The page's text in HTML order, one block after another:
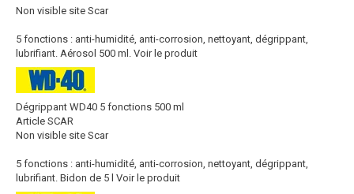
Non visible site Scar
5 fonctions : anti-humidité, anti-corrosion, nettoyant, dégrippant,
lubrifiant. Aérosol 500 ml. Voir le produit
Dégrippant WD40 5 fonctions 500 ml
Article SCAR
Non visible site Scar
5 fonctions : anti-humidité, anti-corrosion, nettoyant, dégrippant,
lubrifiant. Bidon de 5 l Voir le produit